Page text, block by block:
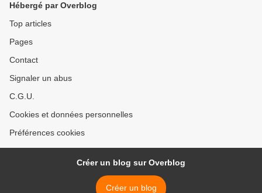
Hébergé par Overblog
Top articles
Pages
Contact
Signaler un abus
C.G.U.
Cookies et données personnelles
Préférences cookies
Créer un blog sur Overblog
Créer un blog